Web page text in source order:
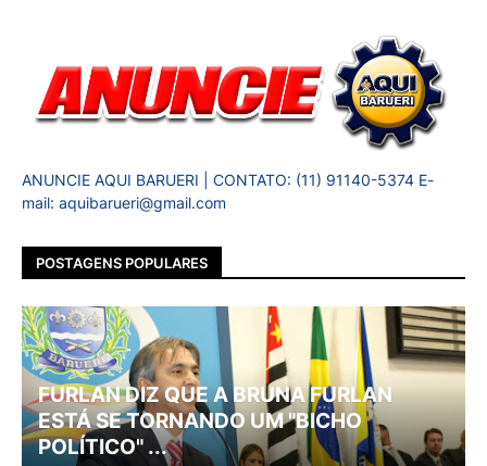
ANUNCIE AQUI BARUERI | CONTATO: (11) 91140-5374 E-
mail: aquibarueri@gmail.com
POSTAGENS POPULARES
FURLAN DIZ QUE A BRUNA FURLAN
ESTÁ SE TORNANDO UM "BICHO
POLÍTICO" ...